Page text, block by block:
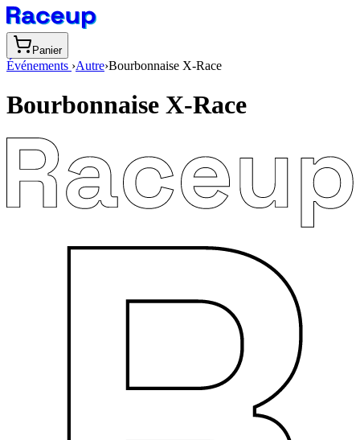
Panier
Événements ›Autre›Bourbonnaise X-Race
Bourbonnaise X-Race